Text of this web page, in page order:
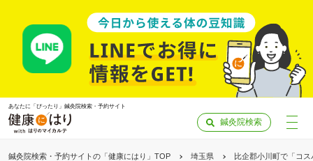
あなたに「ぴったり」鍼灸院検索・予約サイト
鍼灸院検索
鍼灸院検索・予約サイトの「健康にはり」TOP 埼玉県 比企郡小川町で「コ